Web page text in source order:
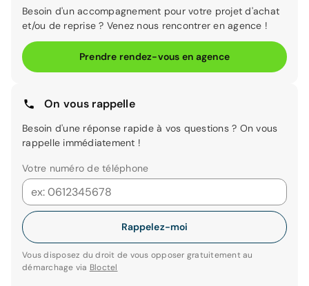
Besoin d'un accompagnement pour votre projet d'achat
et/ou de reprise ? Venez nous rencontrer en agence !
Prendre rendez-vous en agence
On vous rappelle
Besoin d'une réponse rapide à vos questions ? On vous
rappelle immédiatement !
Votre numéro de téléphone
Rappelez-moi
Vous disposez du droit de vous opposer gratuitement au
démarchage via Bloctel